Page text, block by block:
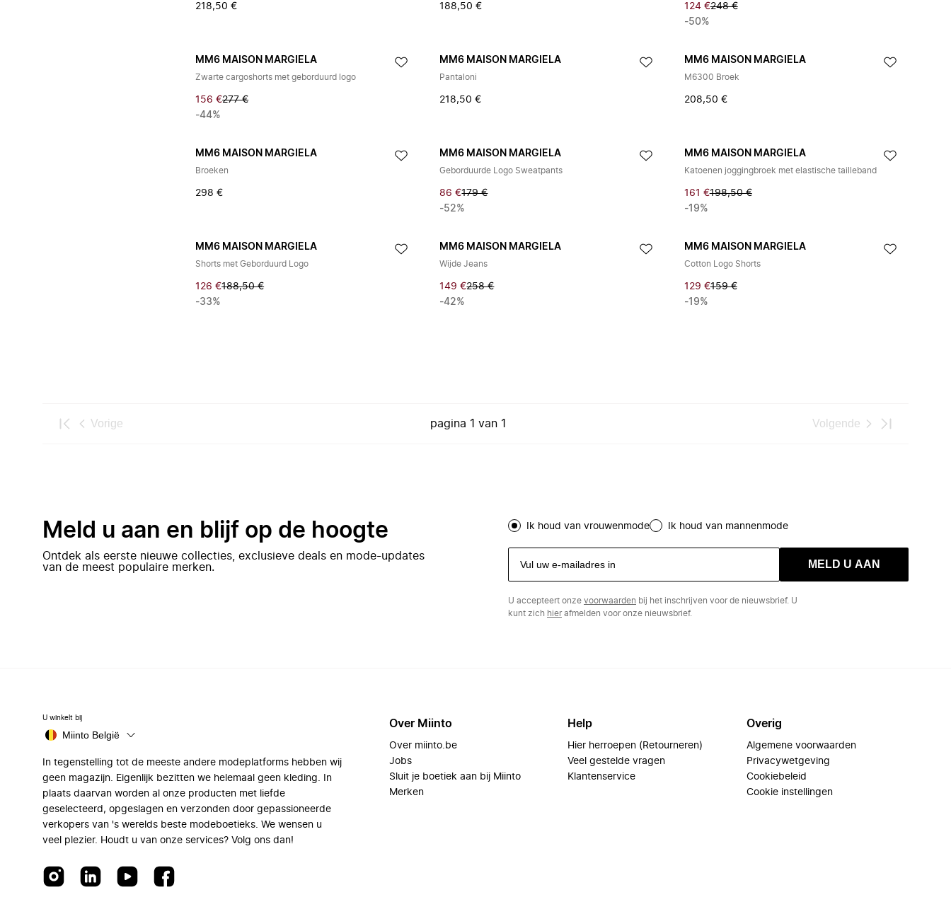
218,50 € 188,50 € 124 €248 €
-50%
MM6 MAISON MARGIELA
Zwarte cargoshorts met geborduurd logo
156 €277 €
-44%
MM6 MAISON MARGIELA
Pantaloni
218,50 €
MM6 MAISON MARGIELA
M6300 Broek
208,50 €
MM6 MAISON MARGIELA
Broeken
298 €
MM6 MAISON MARGIELA
Geborduurde Logo Sweatpants
86 €179 €
-52%
MM6 MAISON MARGIELA
Katoenen joggingbroek met elastische tailleband
161 €198,50 €
-19%
MM6 MAISON MARGIELA
Shorts met Geborduurd Logo
126 €188,50 €
-33%
MM6 MAISON MARGIELA
Wijde Jeans
149 €258 €
-42%
MM6 MAISON MARGIELA
Cotton Logo Shorts
129 €159 €
-19%
Vorige pagina 1 van 1 Volgende
Meld u aan en blijf op de hoogte
Ontdek als eerste nieuwe collecties, exclusieve deals en mode-updates
van de meest populaire merken.
Ik houd van vrouwenmode Ik houd van mannenmode
MELD U AAN
U accepteert onze voorwaarden bij het inschrijven voor de nieuwsbrief. U
kunt zich hierafmelden voor onze nieuwsbrief.
U winkelt bij
Miinto België
In tegenstelling tot de meeste andere modeplatforms hebben wij
geen magazijn. Eigenlijk bezitten we helemaal geen kleding. In
plaats daarvan worden al onze producten met liefde
geselecteerd, opgeslagen en verzonden door gepassioneerde
verkopers van 's werelds beste modeboetieks. We wensen u
veel plezier. Houdt u van onze services? Volg ons dan!
Over Miinto
Over miinto.be
Jobs
Sluit je boetiek aan bij Miinto
Merken
Help
Hier herroepen (Retourneren)
Veel gestelde vragen
Klantenservice
Overig
Algemene voorwaarden
Privacywetgeving
Cookiebeleid
Cookie instellingen